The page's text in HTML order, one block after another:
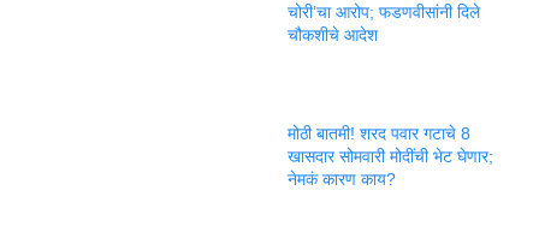
चोरी’चा आरोप; फडणवीसांनी दिले
चौकशीचे आदेश
मोठी बातमी! शरद पवार गटाचे 8
खासदार सोमवारी मोदींची भेट घेणार;
नेमकं कारण काय?